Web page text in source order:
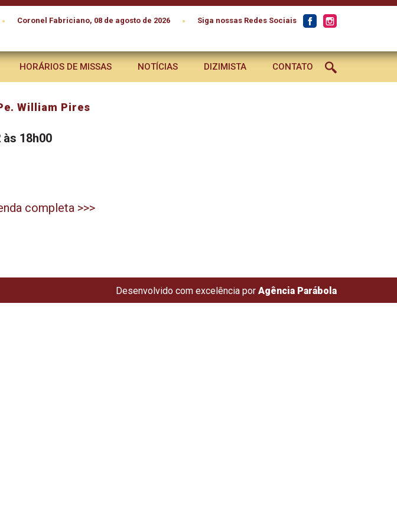
• Coronel Fabriciano, 08 de agosto de 2026 • Siga nossas Redes Sociais
HORÁRIOS DE MISSAS NOTÍCIAS DIZIMISTA CONTATO
William Pires
às 18h00
completa >>>
Desenvolvido com excelência por Agência Parábola